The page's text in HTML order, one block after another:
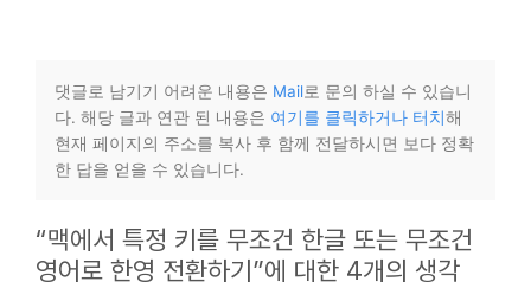
댓글로 남기기 어려운 내용은 Mail로 문의 하실 수 있습니
다. 해당 글과 연관 된 내용은 여기를 클릭하거나 터치해
현재 페이지의 주소를 복사 후 함께 전달하시면 보다 정확
한 답을 얻을 수 있습니다.
“맥에서 특정 키를 무조건 한글 또는 무조건
영어로 한영 전환하기”에 대한 4개의 생각